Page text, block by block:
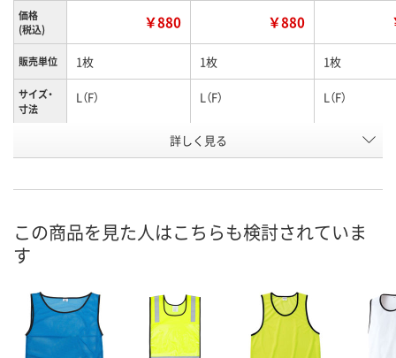
価格
(税込)
￥880 ￥880
販売単位 1枚 1枚 1枚
サイズ・
寸法
L（F） L（F） L（F）
ブラック ホワイト
号
お届け日
数量
カゴへ
数量
カゴへ
詳しく見る
この商品を見た人はこちらも検討されていま
す